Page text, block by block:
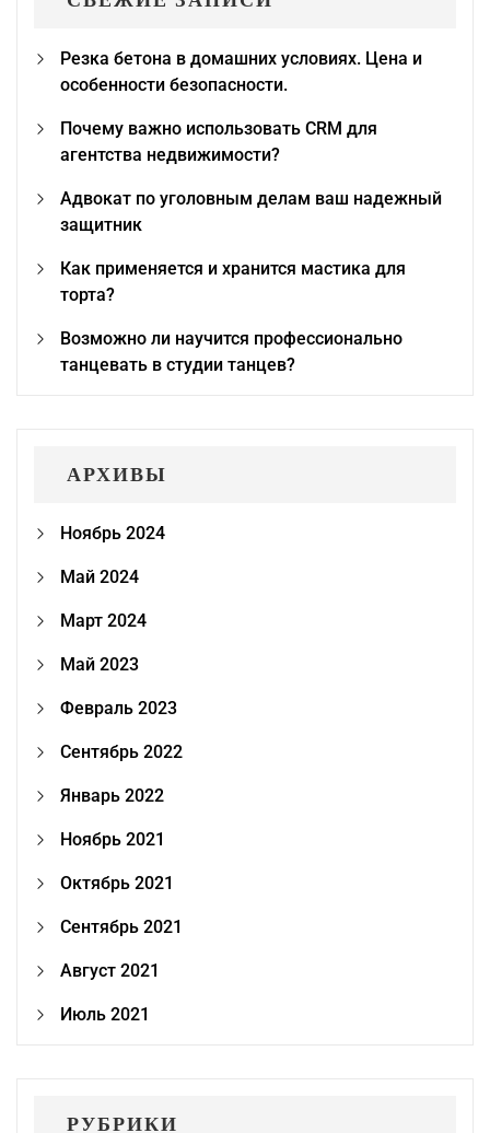
Резка бетона в домашних условиях. Цена и
особенности безопасности.
Почему важно использовать CRM для
агентства недвижимости?
Адвокат по уголовным делам ваш надежный
защитник
Как применяется и хранится мастика для
торта?
Возможно ли научится профессионально
танцевать в студии танцев?
АРХИВЫ
Ноябрь 2024
Май 2024
Март 2024
Май 2023
Февраль 2023
Сентябрь 2022
Январь 2022
Ноябрь 2021
Октябрь 2021
Сентябрь 2021
Август 2021
Июль 2021
РУБРИКИ